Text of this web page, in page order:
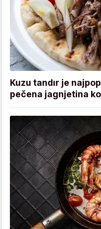
Kuzu tandır je
pečena jagnjetina